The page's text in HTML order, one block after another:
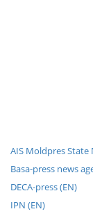
AIS Moldpres State
Basa-press news
DECA-press (EN)
IPN (EN)